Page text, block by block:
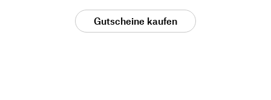
Gutscheine kaufen